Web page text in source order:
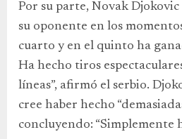
Por su parte, Novak
su oponente en los
cuarto y en el quinto ha
Ha hecho tiros
líneas”, afirmó el serbio.
cree haber hecho
concluyendo: “Simplemente